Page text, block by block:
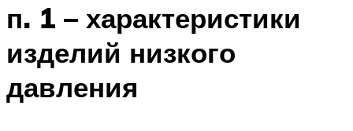
п. 1 – характеристики
изделий низкого
давления